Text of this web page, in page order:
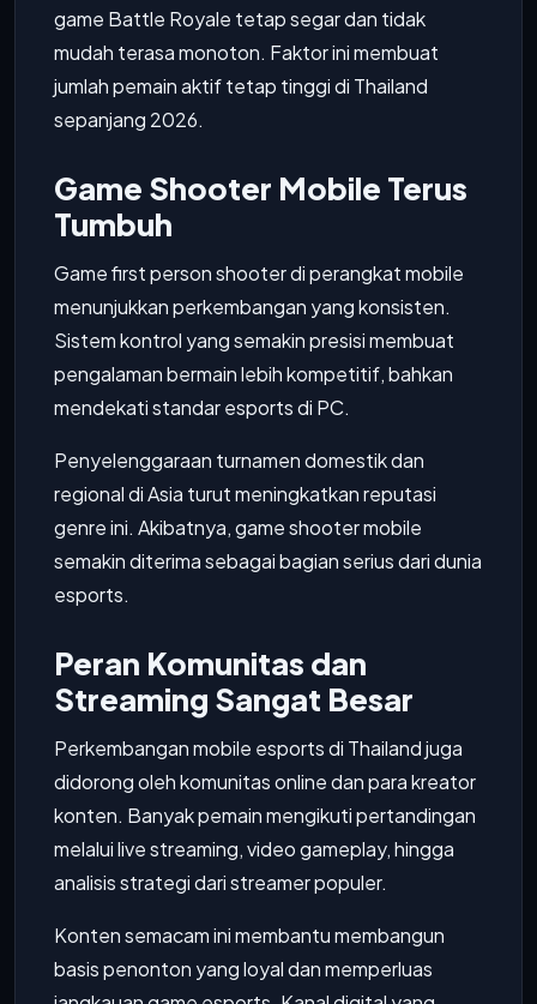
game Battle Royale tetap segar dan tidak
mudah terasa monoton. Faktor ini membuat
jumlah pemain aktif tetap tinggi di Thailand
sepanjang 2026.
Game Shooter Mobile Terus
Tumbuh
Game first person shooter di perangkat mobile
menunjukkan perkembangan yang konsisten.
Sistem kontrol yang semakin presisi membuat
pengalaman bermain lebih kompetitif, bahkan
mendekati standar esports di PC.
Penyelenggaraan turnamen domestik dan
regional di Asia turut meningkatkan reputasi
genre ini. Akibatnya, game shooter mobile
semakin diterima sebagai bagian serius dari dunia
esports.
Peran Komunitas dan
Streaming Sangat Besar
Perkembangan mobile esports di Thailand juga
didorong oleh komunitas online dan para kreator
konten. Banyak pemain mengikuti pertandingan
melalui live streaming, video gameplay, hingga
analisis strategi dari streamer populer.
Konten semacam ini membantu membangun
basis penonton yang loyal dan memperluas